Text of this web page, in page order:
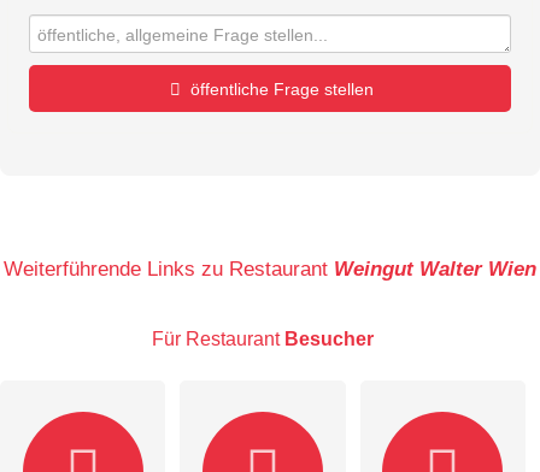
öffentliche Frage stellen
E-Mail-Adresse (wird nicht veröffentlicht)
Weiterführende Links zu Restaurant Weingut Walter Wien
Für Restaurant Besucher